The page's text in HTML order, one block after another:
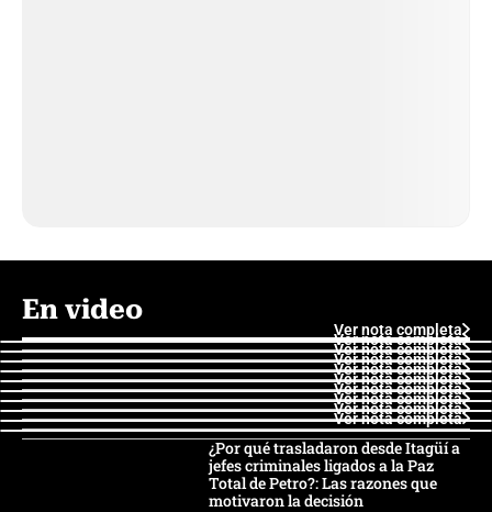
En video
Ver nota completa
Ver nota completa
Ver nota completa
Ver nota completa
Ver nota completa
Ver nota completa
Ver nota completa
Ver nota completa
Ver nota completa
Ver nota completa
¿Por qué trasladaron desde Itagüí a
jefes criminales ligados a la Paz
Total de Petro?: Las razones que
motivaron la decisión